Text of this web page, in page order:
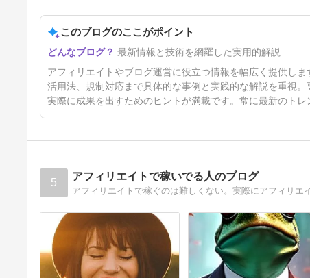
というあなたに
6ヶ月前このブログのここがポイント
最新情報と技術を網羅した実用的解説
アフィリエイトやブログ運営に役立つ情報を幅広く提供し
活用法、規制対応まで具体的な事例と実践的な解説を重視
実際に成果を出すためのヒントが満載です。常に最新のト
5 アフィリエイトで稼いでる人のブログ